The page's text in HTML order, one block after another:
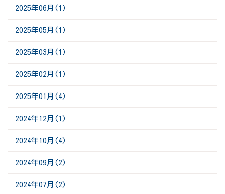
2025年06月(1)
2025年05月(1)
2025年03月(1)
2025年02月(1)
2025年01月(4)
2024年12月(1)
2024年10月(4)
2024年09月(2)
2024年07月(2)